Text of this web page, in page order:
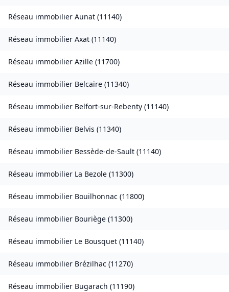
Réseau immobilier Aunat (11140)
Réseau immobilier Axat (11140)
Réseau immobilier Azille (11700)
Réseau immobilier Belcaire (11340)
Réseau immobilier Belfort-sur-Rebenty (11140)
Réseau immobilier Belvis (11340)
Réseau immobilier Bessède-de-Sault (11140)
Réseau immobilier La Bezole (11300)
Réseau immobilier Bouilhonnac (11800)
Réseau immobilier Bouriège (11300)
Réseau immobilier Le Bousquet (11140)
Réseau immobilier Brézilhac (11270)
Réseau immobilier Bugarach (11190)